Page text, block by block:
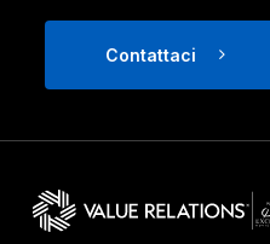
Contattaci